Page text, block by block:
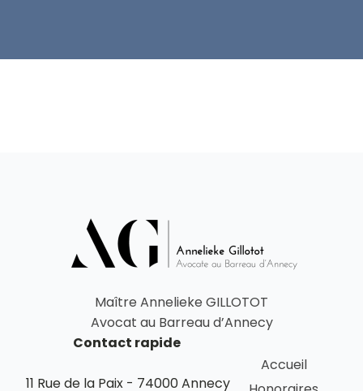
Maître Annelieke GILLOTOT
Avocat au Barreau d’Annecy
Contact rapide
11 Rue de la Paix - 74000 Annecy
Accueil